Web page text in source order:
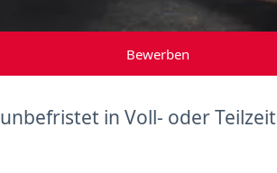
Bewerben
unbefristet in Voll- oder